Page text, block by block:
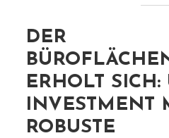
DER
ERHOLT
INVESTMENT
ROBUSTE